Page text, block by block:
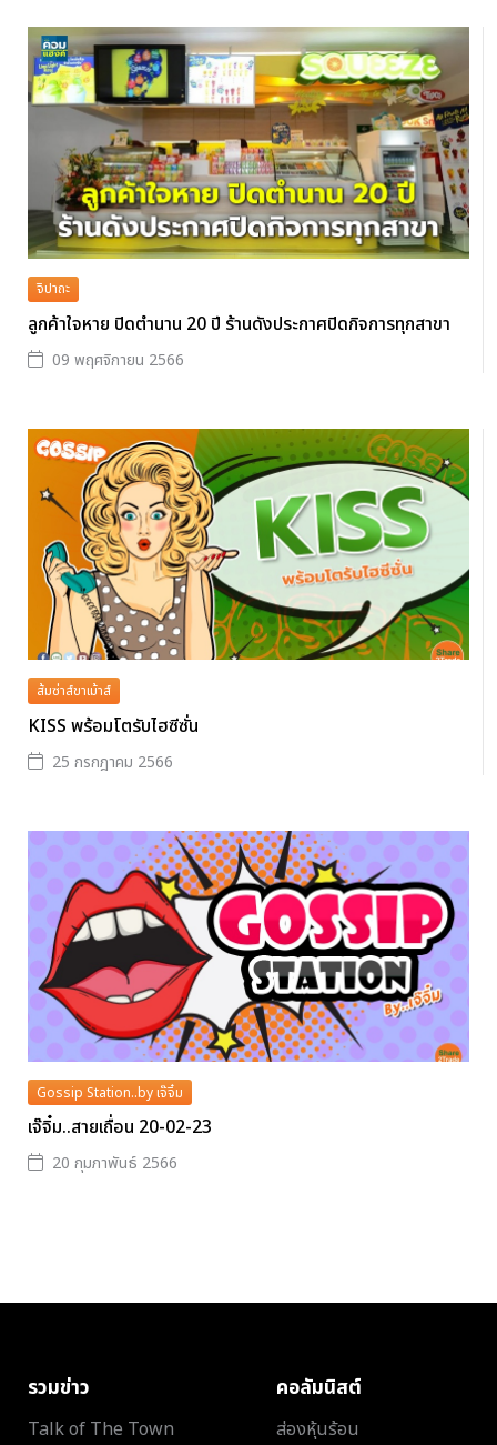
จิปาถะ
ลูกค้าใจหาย ปิดตำนาน 20 ปี ร้านดังประกาศปิดกิจการทุกสาขา
09 พฤศจิกายน 2566
ส้มซ่าส์ขาเม้าส์
KISS พร้อมโตรับไฮซีซั่น
25 กรกฎาคม 2566
Gossip Station..by เจ๊จิ๋ม
เจ๊จิ๋ม..สายเถื่อน 20-02-23
20 กุมภาพันธ์ 2566
รวมข่าว
Talk of The Town
คอลัมนิสต์
ส่องหุ้นร้อน